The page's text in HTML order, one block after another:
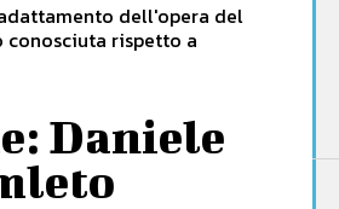
dell'opera del
Daniele